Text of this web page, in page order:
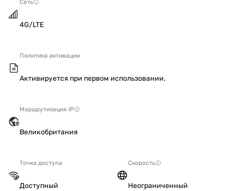
Сеть
4G/LTE
Политика активации
Активируется при первом использовании.
Маршрутизация IP
Великобритания
Точка доступа
Доступный
Скорость
Неограниченный